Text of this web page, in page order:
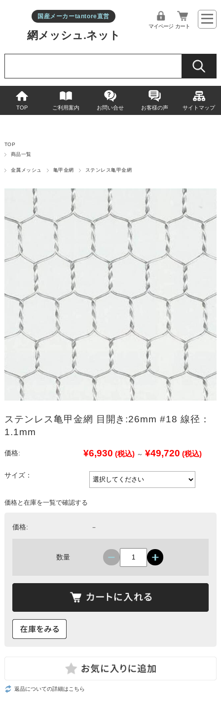
網メッシュ.ネット
国産メーカーtantore直営
マイページ カート
TOP ご利用案内 お問い合せ お客様の声 サイトマップ
TOP
商品一覧
金属メッシュ 亀甲金網 ステンレス亀甲金網
ステンレス亀甲金網 目開き:26mm #18 線径：
1.1mm
価格: ¥6,930 (税込) ～ ¥49,720 (税込)
サイズ：
価格と在庫を一覧で確認する
価格: －
数量
返品についての詳細はこちら